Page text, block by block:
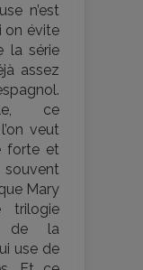
n’est
on évite
la série
assez
ce
veut
forte et
souvent
Mary
trilogie
de la
use de